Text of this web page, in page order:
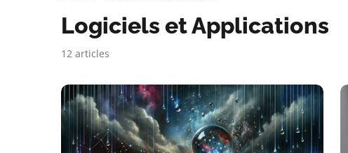
Logiciels et Applications
12 articles